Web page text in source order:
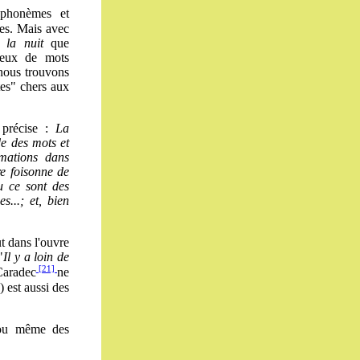
et
Mais avec
la nuitque
de mots
trouvons
chers aux
: La
des mots et
dans
foisonne de
ce sont des
et, bien
dans l'ouvre
Il y a loin de
[21] ne
aussi des
même des